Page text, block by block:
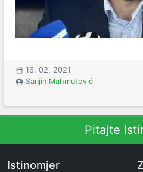
16. 02. 2021
Sanjin Mahmutović
Pitajte
Istinomjer